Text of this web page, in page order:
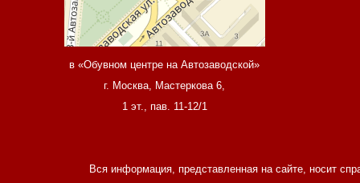
в «Обувном центре на Автозаводской»
г. Москва, Мастеркова 6,
1 эт., пав. 11-12/1
Вся информация, представленная на сайте, носит